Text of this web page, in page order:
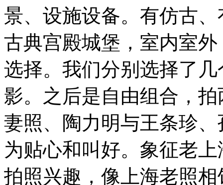
景、设施设备。有仿古
古典宫殿城堡，室内室
选择。我们分别选择了
影。之后是自由组合，
妻照、陶力明与王条珍
为贴心和叫好。象征老
拍照兴趣，像上海老照